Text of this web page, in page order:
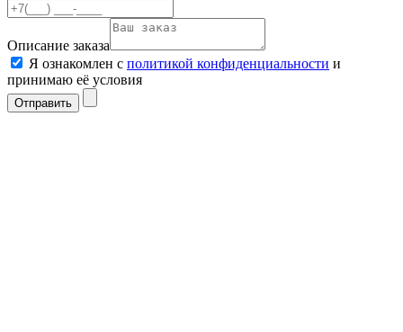
Описание заказа
Я ознакомлен с политикой конфиденциальности и
принимаю её условия
Отправить